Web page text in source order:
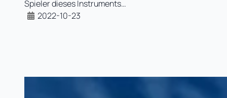
Spieler dieses Instruments…
2022-10-23